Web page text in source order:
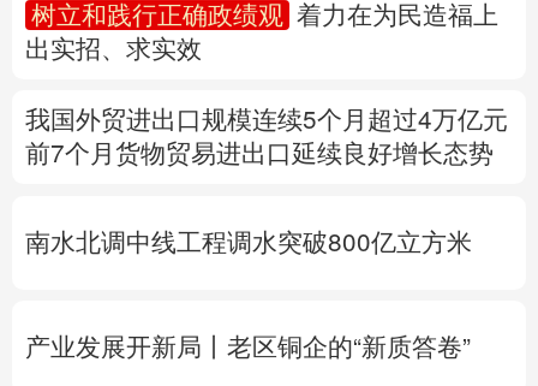
陕西 甘肃
树立和践行正确政绩观
着力在为民造福上
出实招、求实效
我国外贸进出口规模连续5个月超过4万亿元
前7个月货物贸易进出口延续良好增长态势
南水北调中线工程调水突破800亿立方米
产业发展开新局丨 老区铜企的“新质答卷”